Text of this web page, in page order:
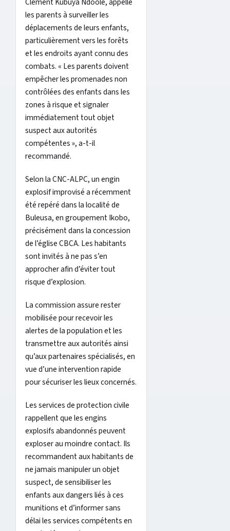
les parents à surveiller les
déplacements de leurs enfants,
particulièrement vers les forêts
et les endroits ayant connu des
combats. « Les parents doivent
empêcher les promenades non
contrôlées des enfants dans les
zones à risque et signaler
immédiatement tout objet
suspect aux autorités
compétentes », a-t-il
recommandé.
Selon la CNC-ALPC, un engin
explosif improvisé a récemment
été repéré dans la localité de
Buleusa, en groupement Ikobo,
précisément dans la concession
de l’église CBCA. Les habitants
sont invités à ne pas s’en
approcher afin d’éviter tout
risque d’explosion.
La commission assure rester
mobilisée pour recevoir les
alertes de la population et les
transmettre aux autorités ainsi
qu’aux partenaires spécialisés, en
vue d’une intervention rapide
pour sécuriser les lieux concernés.
Les services de protection civile
rappellent que les engins
explosifs abandonnés peuvent
exploser au moindre contact. Ils
recommandent aux habitants de
ne jamais manipuler un objet
suspect, de sensibiliser les
enfants aux dangers liés à ces
munitions et d’informer sans
délai les services compétents en